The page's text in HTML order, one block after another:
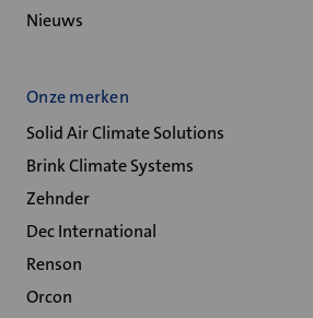
Nieuws
Onze merken
Solid Air Climate Solutions
Brink Climate Systems
Zehnder
Dec International
Renson
Orcon